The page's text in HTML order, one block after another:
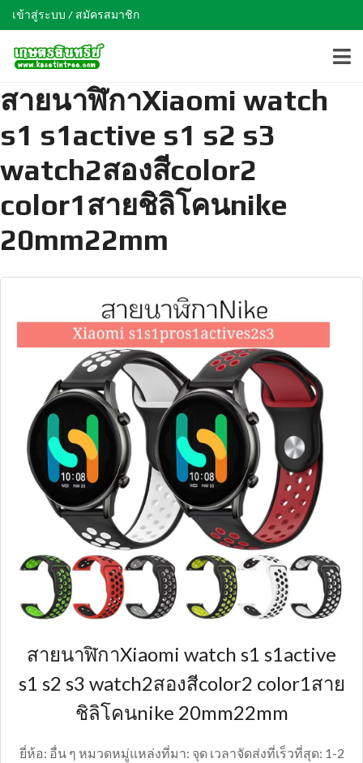
เข้าสู่ระบบ / สมัครสมาชิก
สายนาฬิกาXiaomi watch
s1 s1active s1 s2 s3
watch2สองสีcolor2
color1สายชิลิโคนnike
20mm22mm
สายนาฬิกาXiaomi watch s1 s1active
s1 s2 s3 watch2สองสีcolor2 color1สาย
ชิลิโคนnike 20mm22mm
ยี่ห้อ: อื่น ๆ หมวดหมู่แหล่งที่มา: จุด เวลาจัดส่งที่เร็วที่สุด: 1-2